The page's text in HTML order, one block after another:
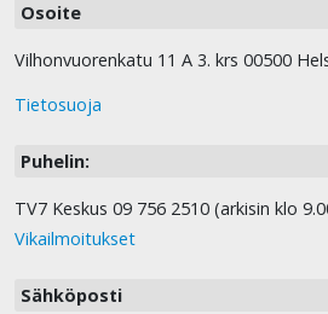
Osoite
Vilhonvuorenkatu 11 A 3. krs 00500
Tietosuoja
Puhelin:
TV7 Keskus 09 756 2510 (arkisin klo
Vikailmoitukset
Sähköposti